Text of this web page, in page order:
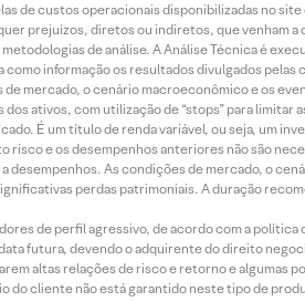
de custos operacionais disponibilizadas no
prejuízos, diretos ou indiretos, que venham
de análise. A Análise Técnica é
informação os resultados divulgados
mercado, o cenário macroeconômico e os
ativos, com utilização de “stops” para limitar
É um título de renda variável, ou seja, um
e os desempenhos anteriores não são
desempenhos. As condições de mercado, o
perdas patrimoniais. A duração
de perfil agressivo, de acordo com a
futura, devendo o adquirente do direito
altas relações de risco e retorno e algumas
do cliente não está garantido neste tipo de